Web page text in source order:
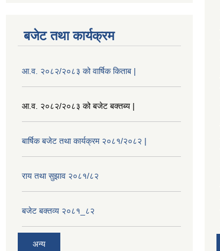
बजेट तथा कार्यक्रम
आ.व. २०८२/२०८३ को वार्षिक किताब |
आ.व. २०८२/२०८३ को बजेट बक्तब्य |
बार्षिक बजेट तथा कार्यक्रम २०८१/२०८२ |
राय तथा सुझाव २०८१/८२
बजेट बक्तव्य २०८१_८२
अन्य